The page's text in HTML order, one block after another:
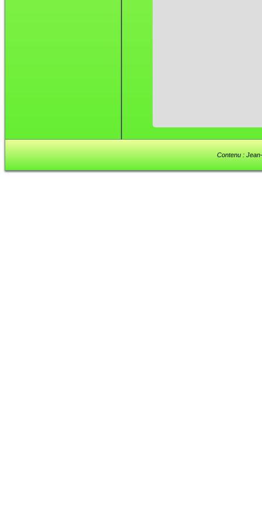
Contenu :